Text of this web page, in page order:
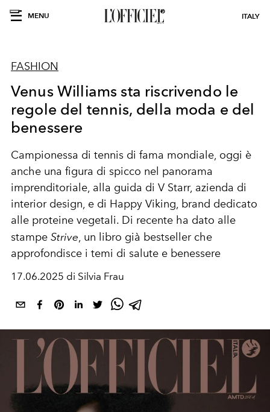
MENU ITALY
FASHION
Venus Williams sta riscrivendo le
regole del tennis, della moda e del
benessere
Campionessa di tennis di fama mondiale, oggi è
anche una figura di spicco nel panorama
imprenditoriale, alla guida di V Starr, azienda di
interior design, e di Happy Viking, brand dedicato
alle proteine vegetali. Di recente ha dato alle
stampe Strive, un libro già bestseller che
approfondisce i temi di salute e benessere
17.06.2025 di Silvia Frau